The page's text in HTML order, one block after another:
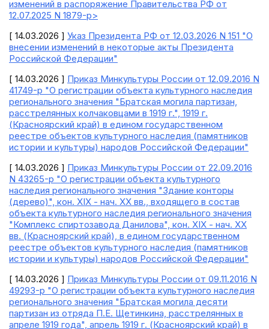
изменений в распоряжение Правительства РФ от
12.07.2025 N 1879-р>
[ 14.03.2026 ] Указ Президента РФ от 12.03.2026 N 151 "О
внесении изменений в некоторые акты Президента
Российской Федерации"
[ 14.03.2026 ] Приказ Минкультуры России от 12.09.2016 N
41749-р "О регистрации объекта культурного наследия
регионального значения "Братская могила партизан,
расстрелянных колчаковцами в 1919 г.", 1919 г.
(Красноярский край) в едином государственном
реестре объектов культурного наследия (памятников
истории и культуры) народов Российской Федерации"
[ 14.03.2026 ] Приказ Минкультуры России от 22.09.2016
N 43265-р "О регистрации объекта культурного
наследия регионального значения "Здание конторы
(дерево)", кон. XIX - нач. XX вв., входящего в состав
объекта культурного наследия регионального значения
"Комплекс спиртозавода Данилова", кон. XIX - нач. XX
вв. (Красноярский край), в едином государственном
реестре объектов культурного наследия (памятников
истории и культуры) народов Российской Федерации"
[ 14.03.2026 ] Приказ Минкультуры России от 09.11.2016 N
49293-р "О регистрации объекта культурного наследия
регионального значения "Братская могила десяти
партизан из отряда П.Е. Щетинкина, расстрелянных в
апреле 1919 года", апрель 1919 г. (Красноярский край) в